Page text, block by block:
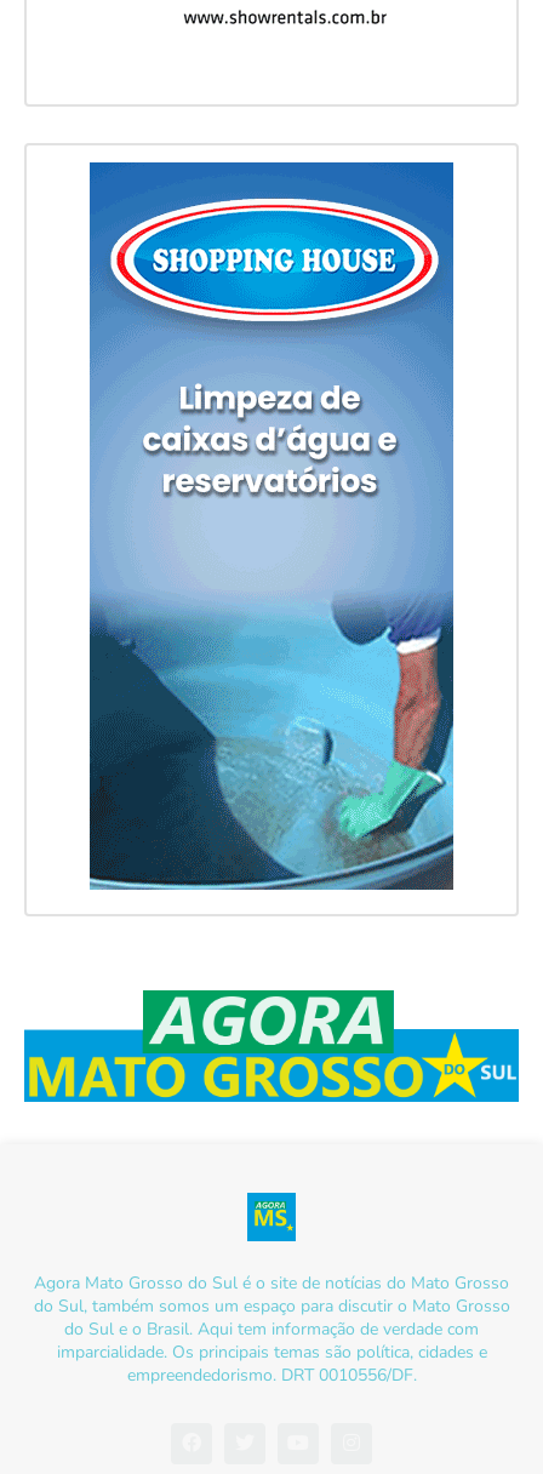
Agora Mato Grosso do Sul é o site de notícias do Mato Grosso
do Sul, também somos um espaço para discutir o Mato Grosso
do Sul e o Brasil. Aqui tem informação de verdade com
imparcialidade. Os principais temas são política, cidades e
empreendedorismo. DRT 0010556/DF.